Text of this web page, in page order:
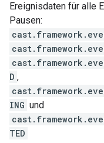
Ereignisdaten für alle
Pausen:
D ,
ING und
TED